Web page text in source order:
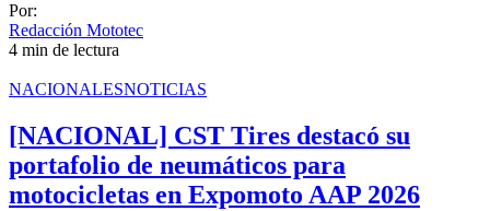
MOTOS HAOJUE PERÚ
Por:
Redacción Mototec
4 min de lectura
NACIONALESNOTICIAS
[NACIONAL] CST Tires destacó su
portafolio de neumáticos para
motocicletas en Expomoto AAP 2026